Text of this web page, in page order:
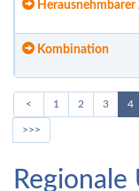
Herausnehmbarer
Kombination
< 1 2 3 4
>>>